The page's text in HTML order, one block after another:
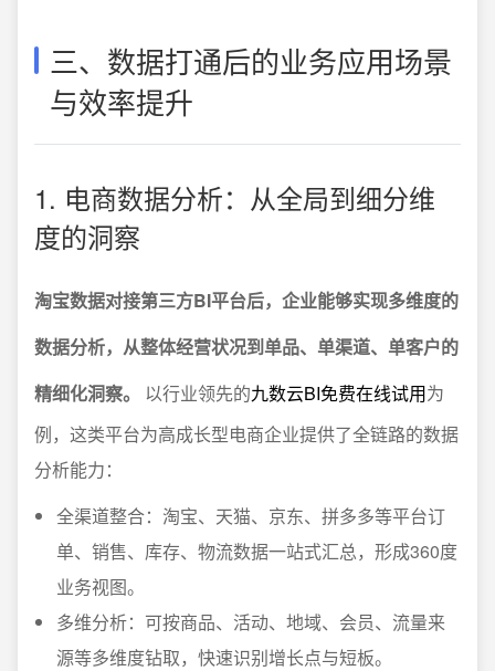
三、数据打通后的业务应用场景
与效率提升
1. 电商数据分析：从全局到细分维
度的洞察
淘宝数据对接第三方BI平台后，企业能够实现多维度的
数据分析，从整体经营状况到单品、单渠道、单客户的
精细化洞察。
以行业领先的九数云BI免费在线试用为
例，这类平台为高成长型电商企业提供了全链路的数据
分析能力：
全渠道整合：淘宝、天猫、京东、拼多多等平台订
单、销售、库存、物流数据一站式汇总，形成360度
业务视图。
多维分析：可按商品、活动、地域、会员、流量来
源等多维度钻取，快速识别增长点与短板。